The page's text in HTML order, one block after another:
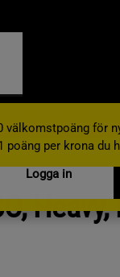
välkomstpoäng för
poäng per krona du
Logga in
/Gummiband